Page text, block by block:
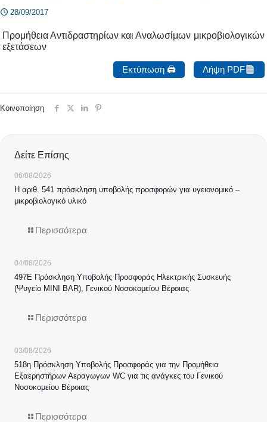
28/09/2017
Προμήθεια Αντιδραστηρίων και Αναλωσίμων μικροβιολογικών
εξετάσεων
Εκτύπωση 🖨 Λήψη PDF
Κοινοποίηση
Δείτε Επίσης
06/08/2026
Η αριθ. 541 πρόσκληση υποβολής προσφορών για υγειονομικό –
μικροβιολογικό υλικό
Περισσότερα
04/08/2026
497Ε Πρόσκληση Υποβολής Προσφοράς Ηλεκτρικής Συσκευής
(Ψυγείο MINI BAR), Γενικού Νοσοκομείου Βέροιας
Περισσότερα
03/08/2026
518η Πρόσκληση Υποβολής Προσφοράς για την Προμήθεια
Εξαερηστήρων Αεραγωγων WC για τις ανάγκες του Γενικού
Νοσοκομείου Βέροιας
Περισσότερα